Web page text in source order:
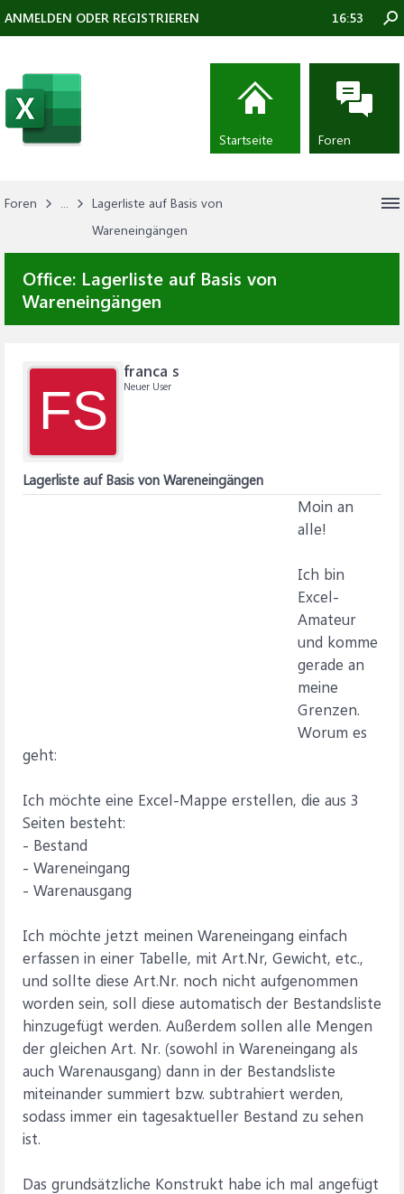
Foren ...
Lagerliste auf Basis von
Wareneingängen
Office: Lagerliste auf Basis von
Wareneingängen
FS
franca s
Neuer User
Lagerliste auf Basis von Wareneingängen
Moin an
alle!
Ich bin
Excel-
Amateur
und komme
gerade an
meine
Grenzen.
Worum es
geht:
Ich möchte eine Excel-Mappe erstellen, die aus 3
Seiten besteht:
- Bestand
- Wareneingang
- Warenausgang
Ich möchte jetzt meinen Wareneingang einfach
erfassen in einer Tabelle, mit Art.Nr, Gewicht, etc.,
und sollte diese Art.Nr. noch nicht aufgenommen
worden sein, soll diese automatisch der Bestandsliste
hinzugefügt werden. Außerdem sollen alle Mengen
der gleichen Art. Nr. (sowohl in Wareneingang als
auch Warenausgang) dann in der Bestandsliste
miteinander summiert bzw. subtrahiert werden,
sodass immer ein tagesaktueller Bestand zu sehen
ist.
Das grundsätzliche Konstrukt habe ich mal angefügt
ANMELDEN ODER REGISTRIEREN 16:53
Startseite Foren